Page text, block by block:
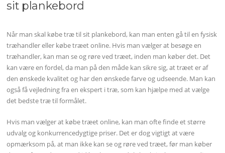
sit plankebord
Når man skal købe træ til sit plankebord, kan man enten gå til en fysisk
træhandler eller købe træet online. Hvis man vælger at besøge en
træhandler, kan man se og røre ved træet, inden man køber det. Det
kan være en fordel, da man på den måde kan sikre sig, at træet er af
den ønskede kvalitet og har den ønskede farve og udseende. Man kan
også få vejledning fra en ekspert i træ, som kan hjælpe med at vælge
det bedste træ til formålet.
Hvis man vælger at købe træet online, kan man ofte finde et større
udvalg og konkurrencedygtige priser. Det er dog vigtigt at være
opmærksom på, at man ikke kan se og røre ved træet, før man køber